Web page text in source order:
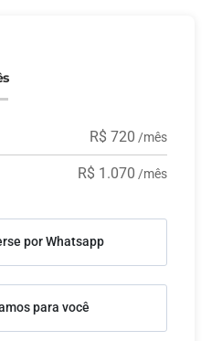
R$ 720 /mês
R$ 1.070 /mês
por Whatsapp
para você